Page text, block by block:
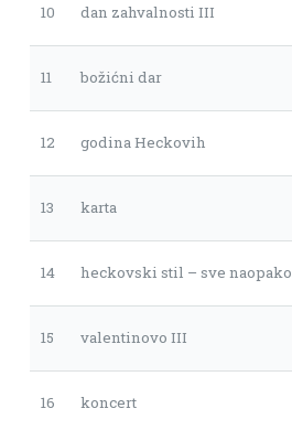
10 dan zahvalnosti III
11 božićni dar
12 godina Heckovih
13 karta
14 heckovski stil – sve naopako
15 valentinovo III
16 koncert